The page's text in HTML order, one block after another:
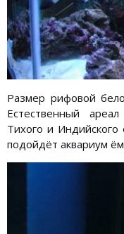
Размер рифовой
Естественный
Тихого и
подойдёт аквариум